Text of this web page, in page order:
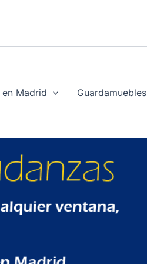
Madrid Guardamuebles